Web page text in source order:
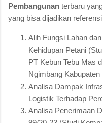
Pembangunan terbaru
yang bisa dijadikan
Alih Fungsi Lahan
Kehidupan Petani
PT Kebun Tebu Mas
Ngimbang
Analisa Dampak
Logistik Terhadap
Analisa Penerimaan